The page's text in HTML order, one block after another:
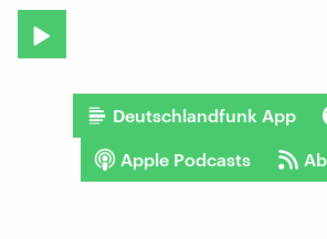
Deutschlandfunk App
Apple Podcasts